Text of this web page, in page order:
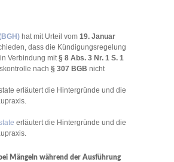
hat mit Urteil vom 19. Januar
dass die Kündigungsregelung
in Verbindung mit§ 8 Abs. 3 Nr. 1 S. 1
nach § 307 BGB nicht
erläutert die Hintergründe und die
erläutert die Hintergründe und die
Mängeln während der Ausführung